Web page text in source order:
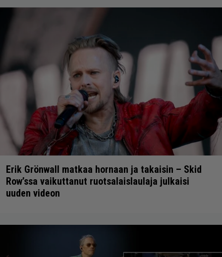
Erik Grönwall matkaa hornaan ja takaisin – Skid
Row’ssa vaikuttanut ruotsalaislaulaja julkaisi
uuden videon